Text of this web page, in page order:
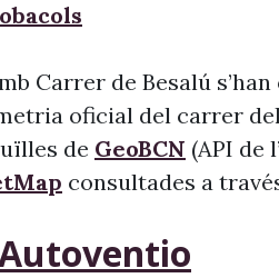
Carrer de Besalú
oficial del carrer
de GeoBCN (API de
consultades a